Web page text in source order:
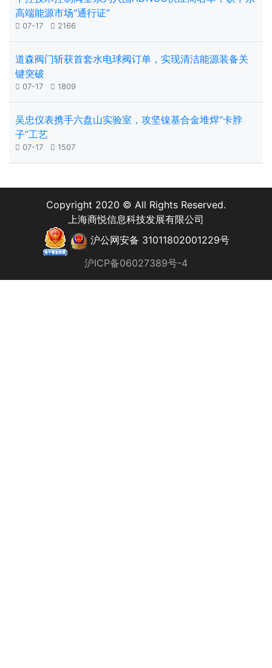
高端能源市场“通行证”
 07-17  2166
道森阀门斩获首套水电球阀订单，实现清洁能源装备关
键突破
 07-17  1809
吴忠仪表携手六盘山实验室，攻坚镍基合金堆焊“卡脖
子”工艺
 07-17  1507
Copyright 2020 © All Rights Reserved.
上海商悦信息科技发展有限公司
沪公网安备 31011802001229号
沪ICP备06027389号-4